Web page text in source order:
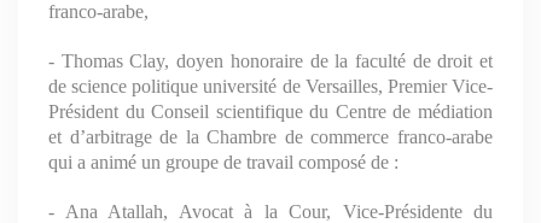
franco-arabe,
- Thomas Clay, doyen honoraire de la faculté de droit et
de science politique université de Versailles, Premier Vice-
Président du Conseil scientifique du Centre de médiation
et d’arbitrage de la Chambre de commerce franco-arabe
qui a animé un groupe de travail composé de :
- Ana Atallah, Avocat à la Cour, Vice-Présidente du